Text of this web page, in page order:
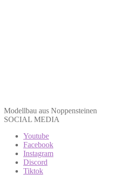
Modellbau aus Noppensteinen
SOCIAL MEDIA
Youtube
Facebook
Instagram
Discord
Tiktok